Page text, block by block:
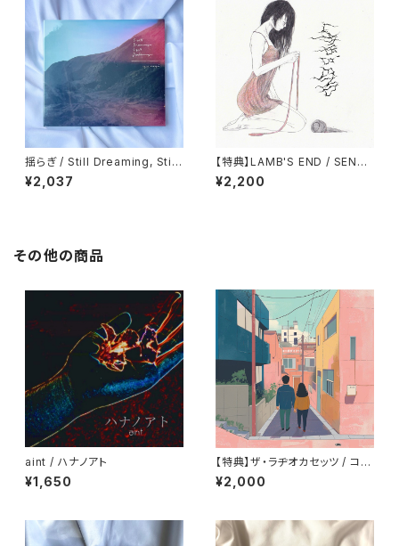
揺らぎ / Still Dreaming, Still
Deafening
¥2,037
【特典】LAMB'S END / SENTI
MENT
¥2,200
その他の商品
aint / ハナノアト
¥1,650
【特典】ザ・ラヂオカセッツ / コー
ポ ダイアリー
¥2,000